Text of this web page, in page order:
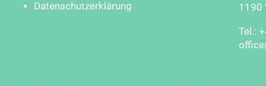
Datenschutzerklärung
1190
Tel.: